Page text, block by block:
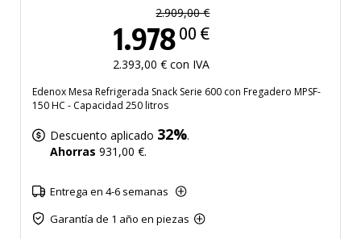
2.909,00 €
1.978 00 €
2.393,00 € con IVA
Edenox Mesa Refrigerada Snack Serie 600 con Fregadero MPSF-
150 HC - Capacidad 250 litros
Descuento aplicado 32%.
Ahorras 931,00 €.
Entrega en 4-6 semanas
Garantía de 1 año en piezas